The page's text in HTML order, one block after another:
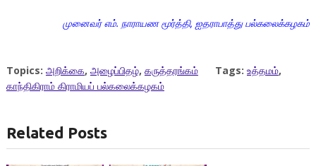
முனைவர் எம். நாராயண மூர்த்தி, ஐதராபாத்து பல்கலைக்கழகம்
Topics: அறிக்கை, அழைப்பிதழ், கருத்தரங்கம் Tags: உத்தமம்,
காந்திகிராம் கிராமியப் பல்கலைக்கழகம்
Related Posts